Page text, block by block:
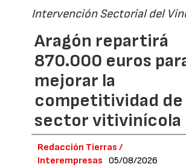
Intervención Sectorial del
Aragón repartirá
870.000 euros
mejorar la
competitividad de
sector vitivinícola
Redacción Tierras /
Interempresas
05/08/2026